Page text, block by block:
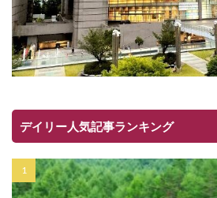
デイリー人気記事ランキング